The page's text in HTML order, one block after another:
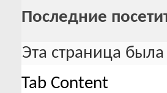
Последние
Эта страница
Tab Content